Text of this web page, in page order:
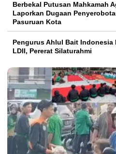
Berbekal Putusan Mahkamah
Laporkan Dugaan
Pasuruan Kota
Pengurus Ahlul Bait
LDII, Pererat Silaturahmi